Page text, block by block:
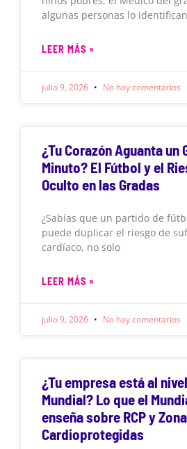
algunas personas lo
LEER MÁS »
julio 9, 2026 No hay comentarios
¿Tu Corazón Aguanta un
Minuto? El Fútbol y el
Oculto en las Gradas
¿Sabías que un partido de
puede duplicar el riesgo de
cardíaco, no solo
LEER MÁS »
julio 9, 2026 No hay comentarios
¿Tu empresa está al
Mundial? Lo que el
enseña sobre RCP y
Cardioprotegidas